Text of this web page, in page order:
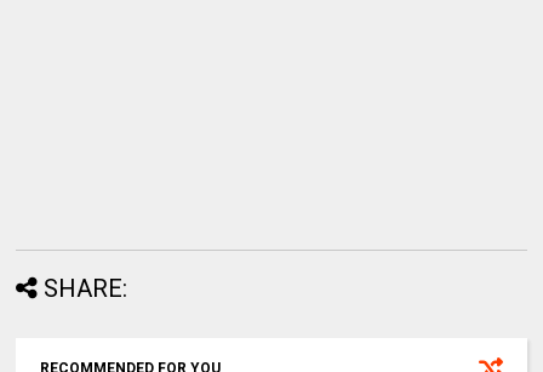
SHARE:
RECOMMENDED FOR YOU